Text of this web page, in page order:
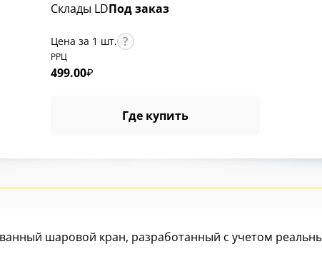
Склады LDПод заказ
Цена за 1 шт.
РРЦ
499.00₽
Где купить
шаровой кран, разработанный с учетом